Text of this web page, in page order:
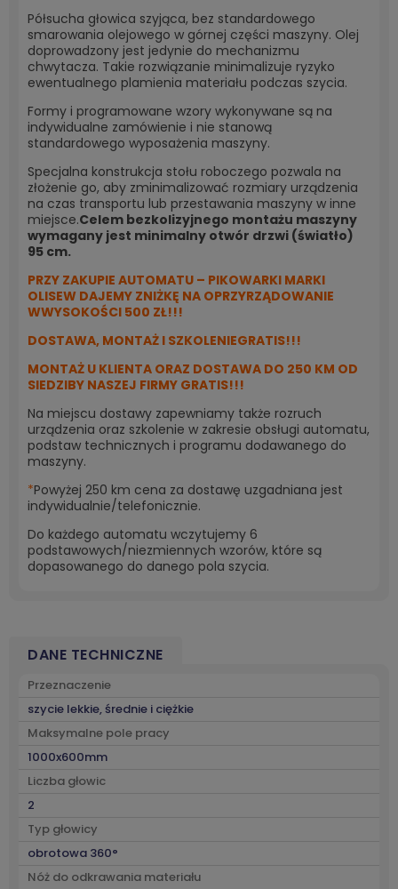
Półsucha głowica szyjąca, bez standardowego
smarowania olejowego w górnej części maszyny. Olej
doprowadzony jest jedynie do mechanizmu
chwytacza. Takie rozwiązanie minimalizuje ryzyko
ewentualnego plamienia materiału podczas szycia.
Formy i programowane wzory wykonywane są na
indywidualne zamówienie i nie stanową
standardowego wyposażenia maszyny.
Specjalna konstrukcja stołu roboczego pozwala na
złożenie go, aby zminimalizować rozmiary urządzenia
na czas transportu lub przestawania maszyny w inne
miejsce.Celem bezkolizyjnego montażu maszyny
wymagany jest minimalny otwór drzwi (światło)
95 cm.
PRZY ZAKUPIE AUTOMATU – PIKOWARKI MARKI
OLISEW DAJEMY ZNIŻKĘ NA OPRZYRZĄDOWANIE
WWYSOKOŚCI 500 ZŁ!!!
DOSTAWA, MONTAŻ I SZKOLENIEGRATIS!!!
MONTAŻ U KLIENTA ORAZ DOSTAWA DO 250 KM OD
SIEDZIBY NASZEJ FIRMY GRATIS!!!
Na miejscu dostawy zapewniamy także rozruch
urządzenia oraz szkolenie w zakresie obsługi automatu,
podstaw technicznych i programu dodawanego do
maszyny.
*Powyżej 250 km cena za dostawę uzgadniana jest
indywidualnie/telefonicznie.
Do każdego automatu wczytujemy 6
podstawowych/niezmiennych wzorów, które są
dopasowanego do danego pola szycia.
DANE TECHNICZNE
Przeznaczenie
szycie lekkie, średnie i ciężkie
Maksymalne pole pracy
1000x600mm
Liczba głowic
2
Typ głowicy
obrotowa 360°
Nóż do odkrawania materiału